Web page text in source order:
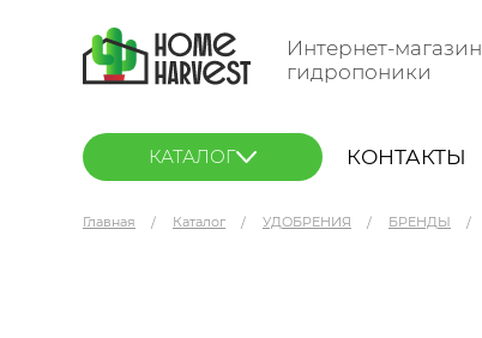
Интернет-магазин
гидропоники
КАТАЛОГ КОНТАКТЫ
Главная Каталог УДОБРЕНИЯ БРЕНДЫ